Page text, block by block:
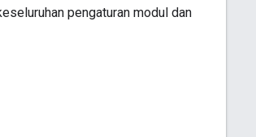
pengaturan modul dan